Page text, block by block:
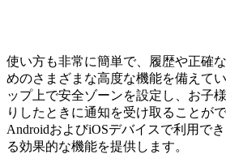
使い方も非常に簡単で、履歴や正確
めのさまざまな高度な機能を備えて
ップ上で安全ゾーンを設定し、お子
りしたときに通知を受け取ることが
AndroidおよびiOSデバイスで利用で
る効果的な機能を提供します。